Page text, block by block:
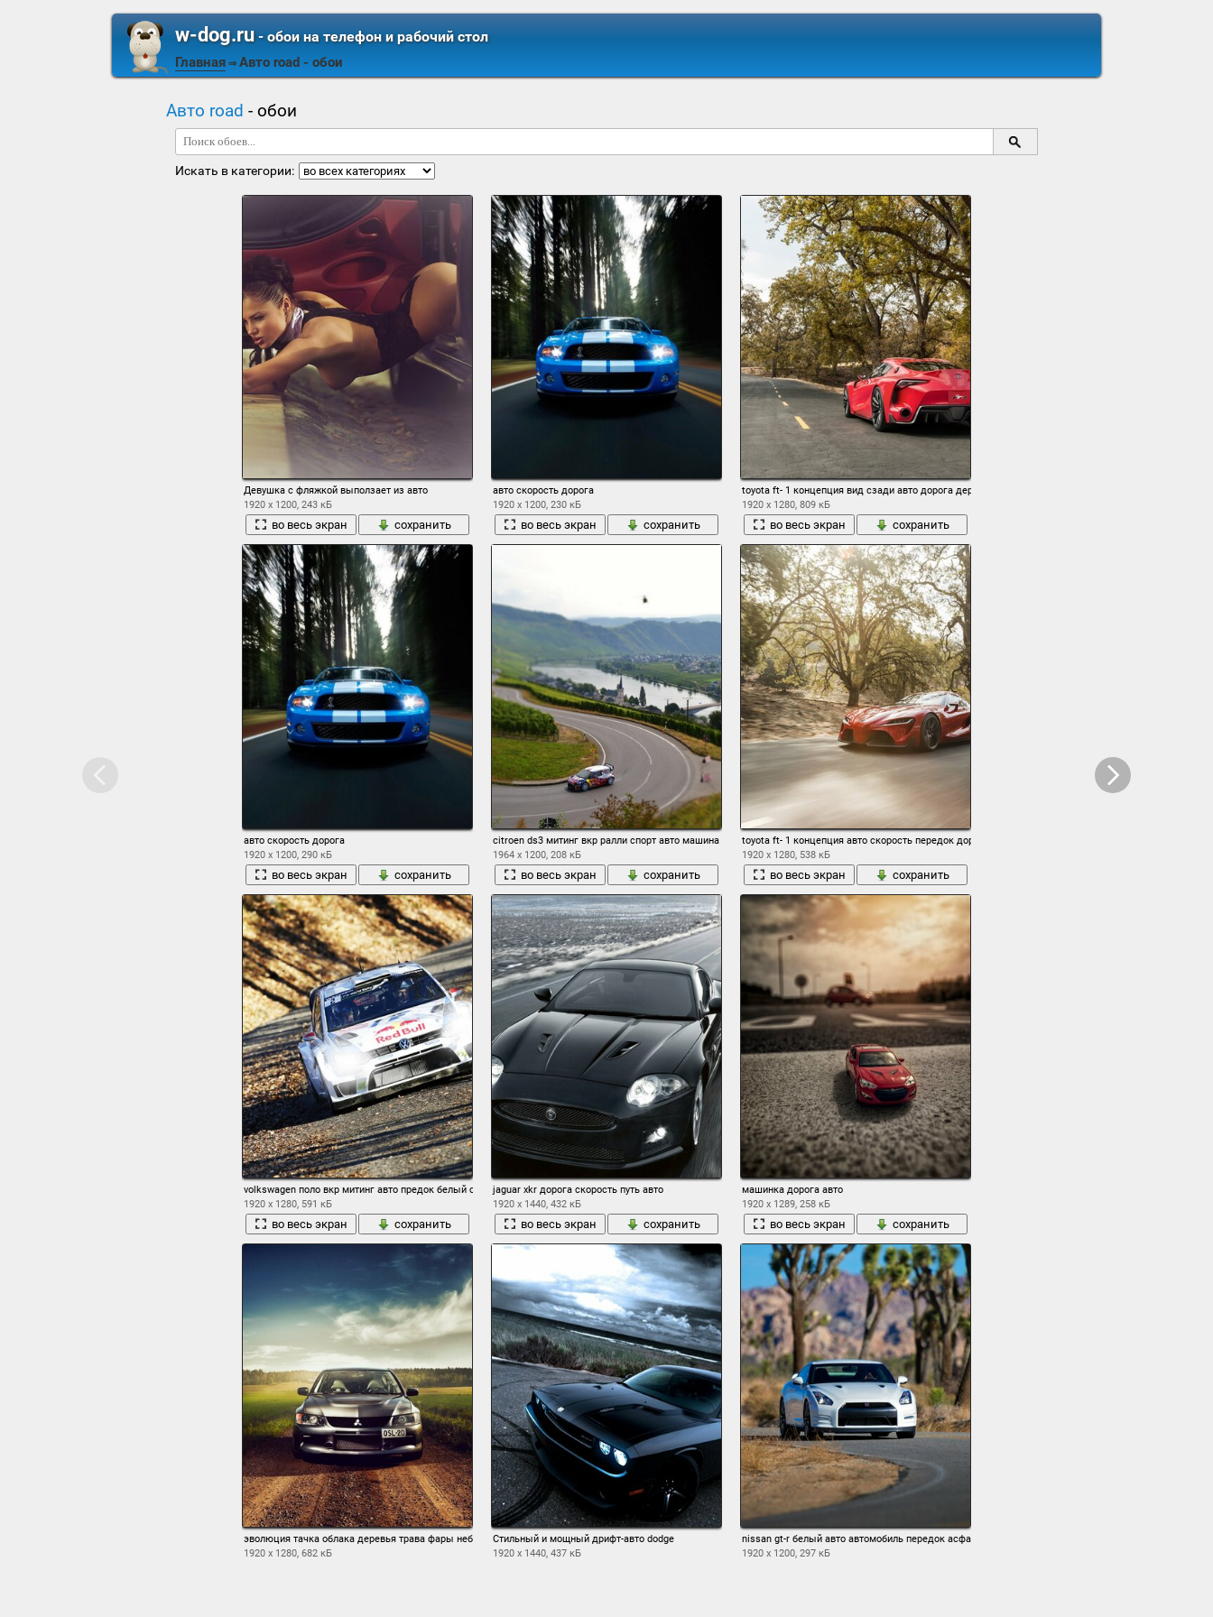
w-dog.ru- обои на телефон и рабочий стол
Главная ⇒ Авто road - обои
Авто road - обои
Искать в категории:
Девушка с фляжкой выползает из авто
1920 x 1200, 243 кБ
во весь экран сохранить
авто скорость дорога
1920 x 1200, 230 кБ
во весь экран сохранить
toyota ft- 1 концепция вид сзади авто дорога деревья обои
1920 x 1280, 809 кБ
во весь экран сохранить
авто скорость дорога
1920 x 1200, 290 кБ
во весь экран сохранить
citroen ds3 митинг вкр ралли спорт авто машина ситроен поворот день гонка асфальт дорога
1964 x 1200, 208 кБ
во весь экран сохранить
toyota ft- 1 концепция авто скорость передок дорога
1920 x 1280, 538 кБ
во весь экран сохранить
volkswagen поло вкр митинг авто предок белый скорость передок фары свет осень дорога
1920 x 1280, 591 кБ
во весь экран сохранить
jaguar xkr дорога скорость путь авто
1920 x 1440, 432 кБ
во весь экран сохранить
машинка дорога авто
1920 x 1289, 258 кБ
во весь экран сохранить
эволюция тачка облака деревья трава фары небо дорога автомобиль черный авто mitsubishi mitsubishi lancer
1920 x 1280, 682 кБ
Стильный и мощный дрифт-авто dodge
1920 x 1440, 437 кБ
nissan gt-r белый авто автомобиль передок асфальт дорога
1920 x 1200, 297 кБ